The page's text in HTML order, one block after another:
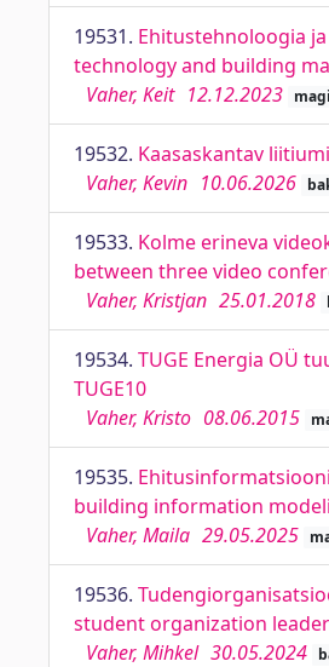
19531. Ehitustehnoloogia
technology and building
Vaher, Keit 12.12.2023
19532. Kaasaskantav
Vaher, Kevin 10.06.2026
19533. Kolme erineva
between three video
Vaher, Kristjan 25.01.2018
19534. TUGE Energia OÜ
TUGE10
Vaher, Kristo 08.06.2015
19535.
building information
Vaher, Maila 29.05.2025
19536.
student organization
Vaher, Mihkel 30.05.2024